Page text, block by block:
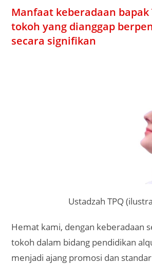
Manfaat keberadaan bapak
tokoh yang dianggap
secara signifikan
Ustadzah TPQ
Hemat kami, dengan keberadaan
tokoh dalam bidang pendidikan
menjadi ajang promosi dan